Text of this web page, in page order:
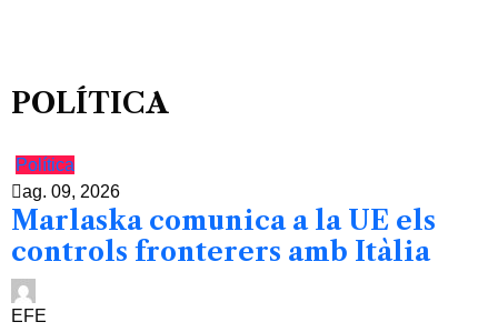
POLÍTICA
Política
ag. 09, 2026
Marlaska comunica a la UE els
controls fronterers amb Itàlia
EFE